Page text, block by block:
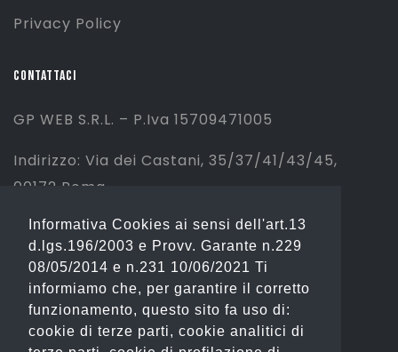
Privacy Policy
CONTATTACI
GP WEB S.R.L. – P.Iva 15709471005
Indirizzo: Via dei Castani, 35/37/41/43/45,
00172 Roma
Tel: 06 2310844 (Sport) – 06 23234353
(Fashion)
Email: info@gianostore.com
Informativa Cookies ai sensi dell'art.13
d.lgs.196/2003 e Provv. Garante n.229
08/05/2014 e n.231 10/06/2021 Ti
informiamo che, per garantire il corretto
funzionamento, questo sito fa uso di:
cookie di terze parti, cookie analitici di